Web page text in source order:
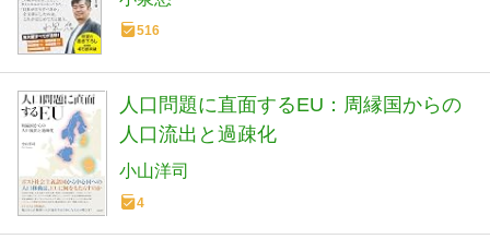
516
人口問題に直面するEU：周縁国からの
人口流出と過疎化
小山洋司
4